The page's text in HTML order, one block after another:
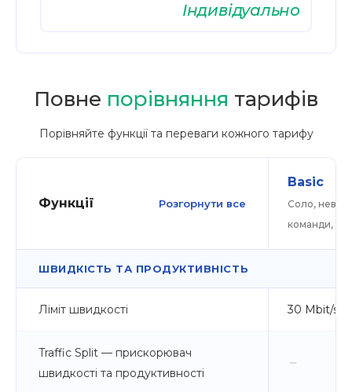
Індивідуально
Повне порівняння тарифів
Порівняйте функції та переваги кожного тарифу
Функції Розгорнути все
Basic
Соло,
команди,
ШВИДКІСТЬ ТА ПРОДУКТИВНІСТЬ
Ліміт швидкості 30 Mbit/s
Traffic Split — прискорювач
швидкості та продуктивності